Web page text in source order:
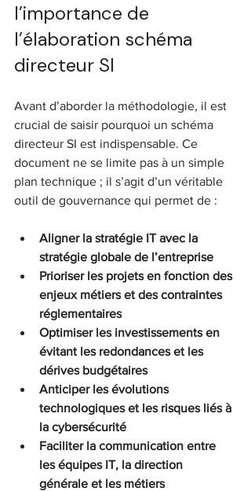
l’importance de
l’élaboration schéma
directeur SI
Avant d’aborder la méthodologie, il est
crucial de saisir pourquoi un schéma
directeur SI est indispensable. Ce
document ne se limite pas à un simple
plan technique ; il s’agit d’un véritable
outil de gouvernance qui permet de :
Aligner la stratégie IT avec la
stratégie globale de l’entreprise
Prioriser les projets en fonction des
enjeux métiers et des contraintes
réglementaires
Optimiser les investissements en
évitant les redondances et les
dérives budgétaires
Anticiper les évolutions
technologiques et les risques liés à
la cybersécurité
Faciliter la communication entre
les équipes IT, la direction
générale et les métiers